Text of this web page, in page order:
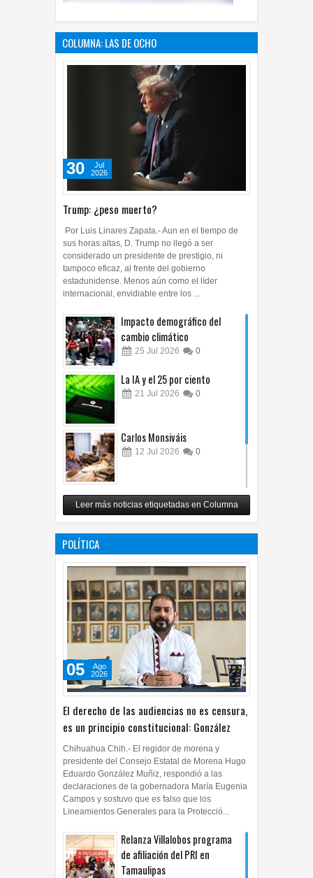
COLUMNA: LAS DE OCHO
Trump: ¿peso muerto?
30
Jul
2026
Por Luis Linares Zapata.- Aun en el tiempo de
sus horas altas, D. Trump no llegó a ser
considerado un presidente de prestigio, ni
tampoco eficaz, al frente del gobierno
estadunidense. Menos aún como el líder
internacional, envidiable entre los ...
Impacto demográfico del
cambio climático
25 Jul 2026 0
La IA y el 25 por ciento
21 Jul 2026 0
Carlos Monsiváis
12 Jul 2026 0
Revuelo en la inteligencia
artificial
07 Jul 2026 0
Leer más noticias etiquetadas en Columna
POLÍTICA
El derecho de las audiencias no es censura,
es un principio constitucional: González
05
Ago
2026
Chihuahua Chih.- El regidor de morena y
presidente del Consejo Estatal de Morena Hugo
Eduardo González Muñiz, respondió a las
declaraciones de la gobernadora María Eugenia
Campos y sostuvo que es falso que los
Lineamientos Generales para la Protecció...
Relanza Villalobos programa
de afiliación del PRI en
Tamaulipas